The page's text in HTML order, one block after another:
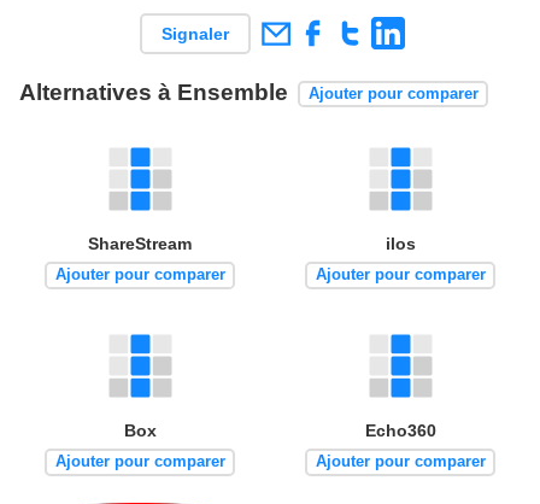
Signaler
Alternatives à Ensemble Ajouter pour comparer
ShareStream
Ajouter pour comparer
ilos
Ajouter pour comparer
Box
Ajouter pour comparer
Echo360
Ajouter pour comparer